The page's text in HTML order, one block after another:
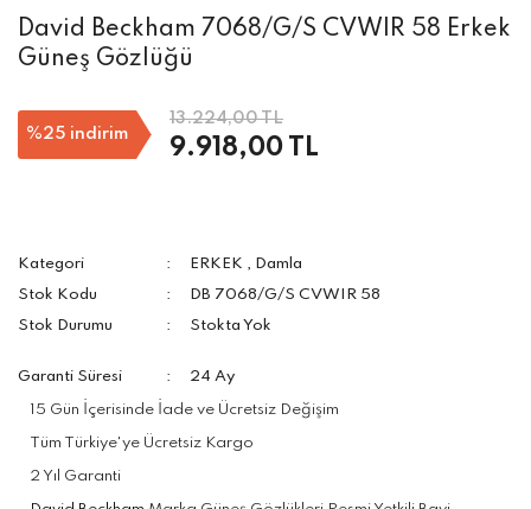
David Beckham 7068/G/S CVWIR 58 Erkek
Güneş Gözlüğü
%25 indirim
13.224,00 TL
9.918,00 TL
Kategori ERKEK , Damla
Stok Kodu
DB 7068/G/S CVWIR 58
Stok Durumu
Stokta Yok
Garanti Süresi 24 Ay
15 Gün İçerisinde İade ve Ücretsiz Değişim
Tüm Türkiye'ye Ücretsiz Kargo
2 Yıl Garanti